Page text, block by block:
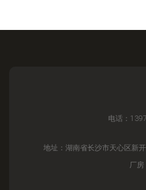
电话：
地址：湖南省长沙市天心区新
厂房